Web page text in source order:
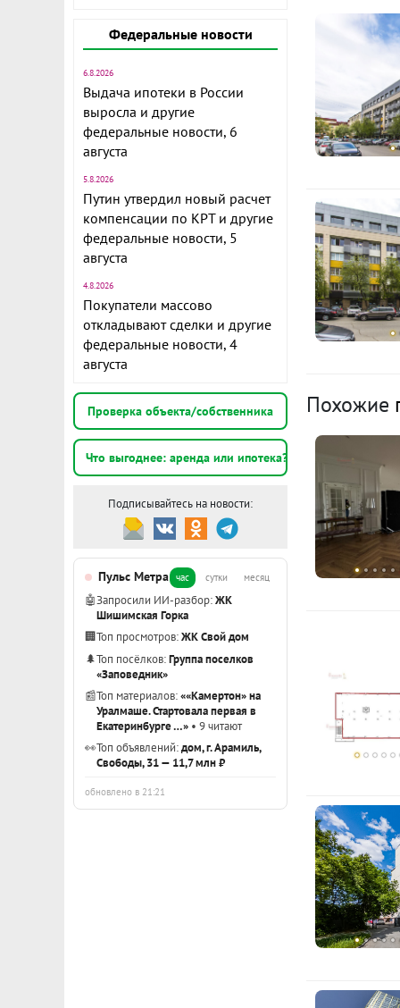
Федеральные новости
6.8.2026
Выдача ипотеки в России
выросла и другие
федеральные новости, 6
августа
5.8.2026
Путин утвердил новый расчет
компенсации по КРТ и другие
федеральные новости, 5
августа
4.8.2026
Покупатели массово
откладывают сделки и другие
федеральные новости, 4
августа
Проверка объекта/собственника
Что выгоднее: аренда или ипотека?
Подписывайтесь на новости:
Пульс Метра час сутки месяц
🤖Запросили ИИ-разбор:ЖК
Шишимская Горка
🏢Топ просмотров:ЖК Свой дом
🌲Топ посёлков:Группа поселков
«Заповедник»
📰Топ материалов:««Камертон» на
Уралмаше. Стартовала первая в
Екатеринбурге …» • 9 читают
👀Топ объявлений:дом, г. Арамиль,
Свободы, 31 — 11,7 млн ₽
обновлено в 21:21
кабинеты
В здании
центр по
этаже
Вопрос с
центр
500 метров
трафик:
такси, метро.
ID объекта
Показать
Похожие